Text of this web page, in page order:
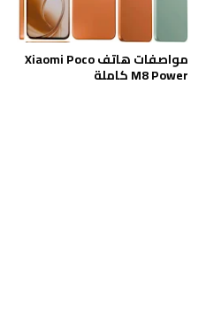
مواصفات هاتف Xiaomi Poco
M8 Power كاملة